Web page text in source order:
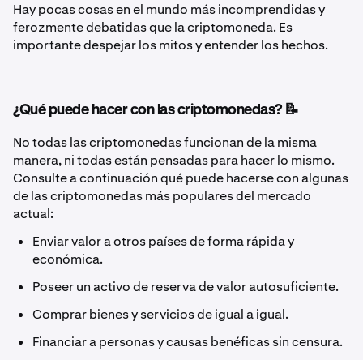
Hay pocas cosas en el mundo más incomprendidas y
ferozmente debatidas que la criptomoneda. Es
importante despejar los mitos y entender los hechos.
¿Qué puede hacer con las criptomonedas? 📝
No todas las criptomonedas funcionan de la misma
manera, ni todas están pensadas para hacer lo mismo.
Consulte a continuación qué puede hacerse con algunas
de las criptomonedas más populares del mercado
actual:
Enviar valor a otros países de forma rápida y
económica.
Poseer un activo de reserva de valor autosuficiente.
Comprar bienes y servicios de igual a igual.
Financiar a personas y causas benéficas sin censura.